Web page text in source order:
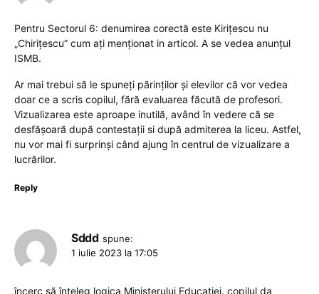
Pentru Sectorul 6: denumirea corectă este Kirițescu nu
„Chirițescu” cum ați menționat in articol. A se vedea anunțul
ISMB.
Ar mai trebui să le spuneți părinților și elevilor că vor vedea
doar ce a scris copilul, fără evaluarea făcută de profesori.
Vizualizarea este aproape inutilă, având în vedere că se
desfășoară după contestații si după admiterea la liceu. Astfel,
nu vor mai fi surprinși când ajung în centrul de vizualizare a
lucrărilor.
Reply
Sddd spune:
1 iulie 2023 la 17:05
încerc să înțeleg logica Ministerului Educației. copilul da